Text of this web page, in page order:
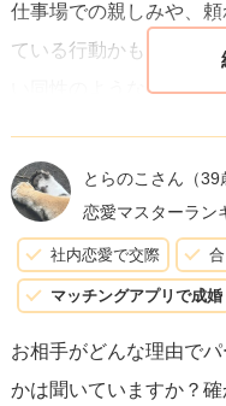
仕事場での親しみや、
ている行動かもしれま
い同性のような存在」
引かれてしまうリスク
が大事です。
という事で今はこちらの
際状況について情報を集
職場での会話の中で彼
愚痴の内容などを自然
とらのこさん （
恋愛マスターラン
社内恋愛で交際
マッチングアプリで成婚
お相手がどんな理由で
かは聞いていますか？